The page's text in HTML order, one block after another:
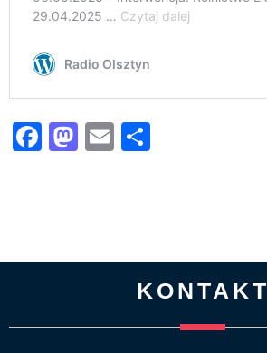
Facebook
Mastodon
Email
KONTAKT